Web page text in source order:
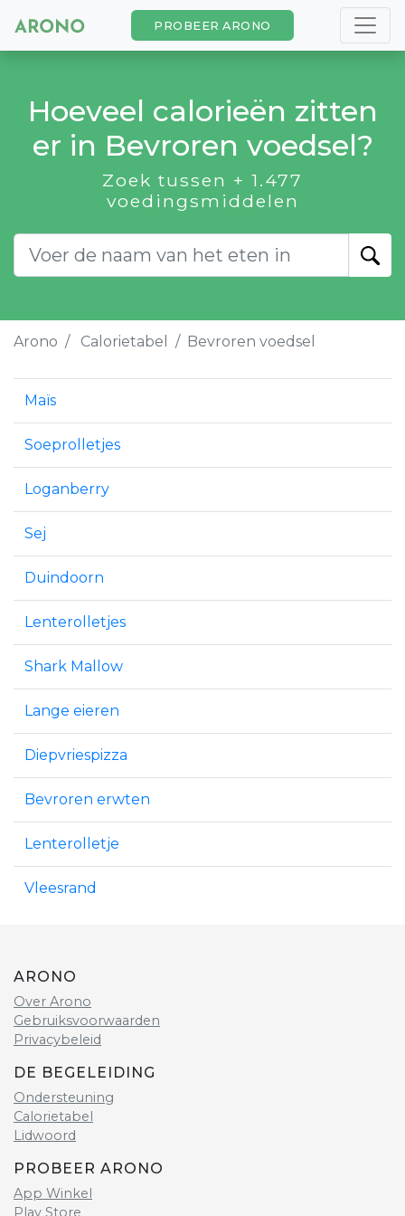
PROBEER ARONO
Hoeveel calorieën zitten
er in Bevroren voedsel?
Zoek tussen + 1.477
voedingsmiddelen
Arono Calorietabel Bevroren voedsel
Maïs
Soeprolletjes
Loganberry
Sej
Duindoorn
Lenterolletjes
Shark Mallow
Lange eieren
Diepvriespizza
Bevroren erwten
Lenterolletje
Vleesrand
ARONO
Over Arono
Gebruiksvoorwaarden
Privacybeleid
DE BEGELEIDING
Ondersteuning
Calorietabel
Lidwoord
PROBEER ARONO
App Winkel
Play Store